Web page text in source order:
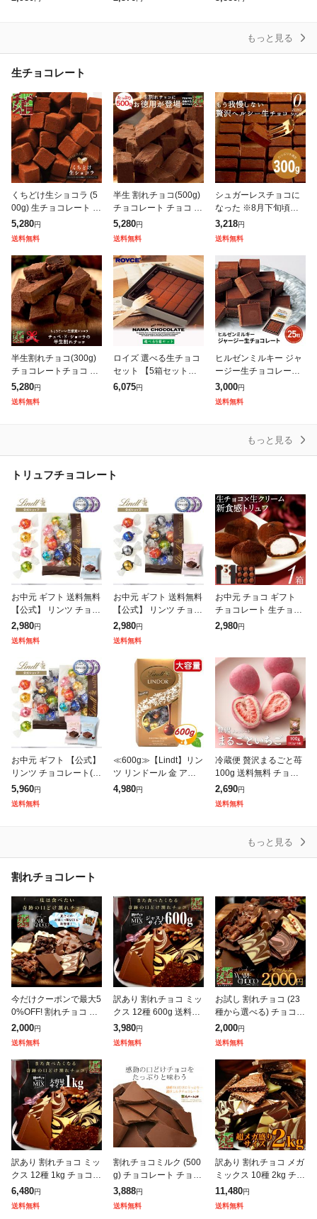
もっと見る
生チョコレート
くちどけ生ショコラ (5
00g) 生チョコレート 生
チョコ チョコレート チ
ョコ チョコスイーツ ポ
イント消化 クーベルチ
ュ
5,280円
送料無料
半生 割れチョコ(500g)
チョコレート チョコ 割
れチョコ チュベ・ド・
ショコラ 生チョコ クー
ベルチュール 大容量 ギ
フ
5,280円
送料無料
シュガーレスチョコに
なった ※8月下旬頃の
発送 なめらか 生チョコ
シュガーレス ずるいチ
ョコレート ヘルシー お
返しチョコレ
3,218円
送料無料
半生割れチョコ(300g)
チョコレートチョコ 割
れチョコ チュベ・ド・
ショコラ 生チョコ クー
ベルチュール ギフト 贈
5,280円
送料無料
ロイズ 選べる生チョコ
セット 【5箱セット】
北海道 人気 定番 お菓
6,075円
ヒルゼンミルキー ジャ
ージー生チョコレート
25粒 スイーツ 洋菓子
生チョコ ご自宅用 送料
込み 冷凍
3,000円
送料無料
もっと見る
トリュフチョコレート
お中元 ギフト 送料無料
【公式】 リンツ チョコ
レート(Lindt) アソート
18個入 リンドール 定番
フレーバー 17個+
2,980円
送料無料
お中元 ギフト 送料無料
【公式】 リンツ チョコ
レート(Lindt) アソート
18個入 リンドール 大人
リッチ 17個+リン
2,980円
送料無料
お中元 チョコ ギフト
チョコレート 生チョコ
トリュフ シャンティ シ
02
2,980円
お中元 ギフト 【公式】
リンツ チョコレート(Li
ndt)リンドール 34個入
+リンツ チョコウェイ
ファー 2個入 ギフト プ
5,960円
送料無料
≪600g≫【Lindt】リン
ツ リンドール 金 アソ
ート トリュフチョコ チ
4,980円
冷蔵便 贅沢まるごと苺
100g 送料無料 チョコ
レート スイーツ いちご
まるごと ホワイトチョ
コ いちごトリュフ イチ
2,690円
送料無料
もっと見る
割れチョコレート
今だけクーポンで最大5
0%OFF! 割れチョコ お
試し 選べる25種 チョコ
レート 東京 自由が丘
チュべ・ド・ショコラ
クー
2,000円
送料無料
訳あり 割れチョコ ミッ
クス 12種 600g 送料無
料 チュべ・ド・ショコ
ラ チョコレート お菓子
スイーツ お返し
3,980円
送料無料
お試し 割れチョコ (23
種から選べる) チョコレ
ート チョコ クーベルチ
ュール 東京・自由が丘
チュベ・ド・ショコラ
ギフト 蒲
2,000円
送料無料
訳あり 割れチョコ ミッ
クス 12種 1kg チョコレ
ート クーベルチュール
チュべ・ド・ショコラ
山盛り お徳用サイズ 大
6,480円
送料無料
割れチョコミルク (500
g) チョコレート チョコ
割れチョコ クーベルチ
ュール ミルクチョコレ
ート 東京 自由が
3,888円
送料無料
訳あり 割れチョコ メガ
ミックス 10種 2kg チョ
コレート 送料無料 チュ
べ・ド・ショコラ クー
ベルチュール 山盛り
11,480円
送料無料